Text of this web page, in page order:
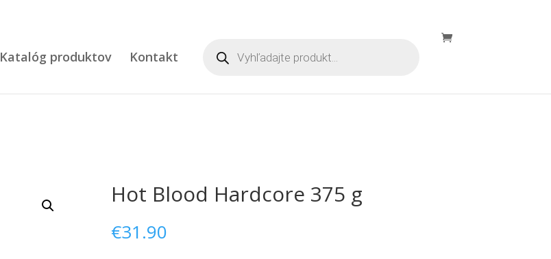
Katalóg produktov Kontakt search
Hot Blood Hardcore 375 g
€31.90